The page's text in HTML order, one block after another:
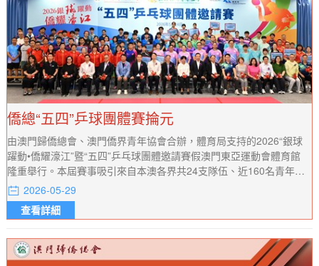
僑總“五四”乒球團體賽掄元
由澳門歸僑總會、澳門僑界青年協會合辦，體育局支持的2026“銀球
躍動•僑耀濠江”暨“五四”乒乓球團體邀請賽假澳門東亞運動會體育館
隆重舉行。本屆賽事吸引來自本澳各界共24支隊伍、近160名青年運
動員參賽。
2026-05-29
查看詳細